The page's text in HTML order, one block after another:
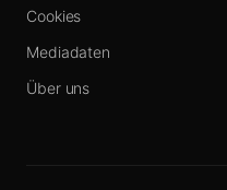
Cookies
Mediadaten
Über uns